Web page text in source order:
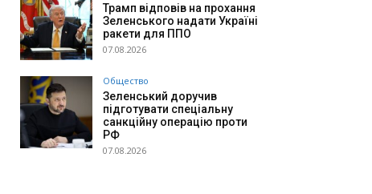
Трамп відповів на прохання
Зеленського надати Україні
ракети для ППО
07.08.2026
Общество
Зеленський доручив
підготувати спеціальну
санкційну операцію проти
РФ
07.08.2026